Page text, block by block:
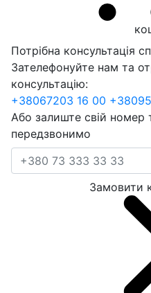
Потрібна консультація
Зателефонуйте нам та
консультацію:
+38067203 16 00 +38095
Або залиште свій номер
передзвонимо
Замовити